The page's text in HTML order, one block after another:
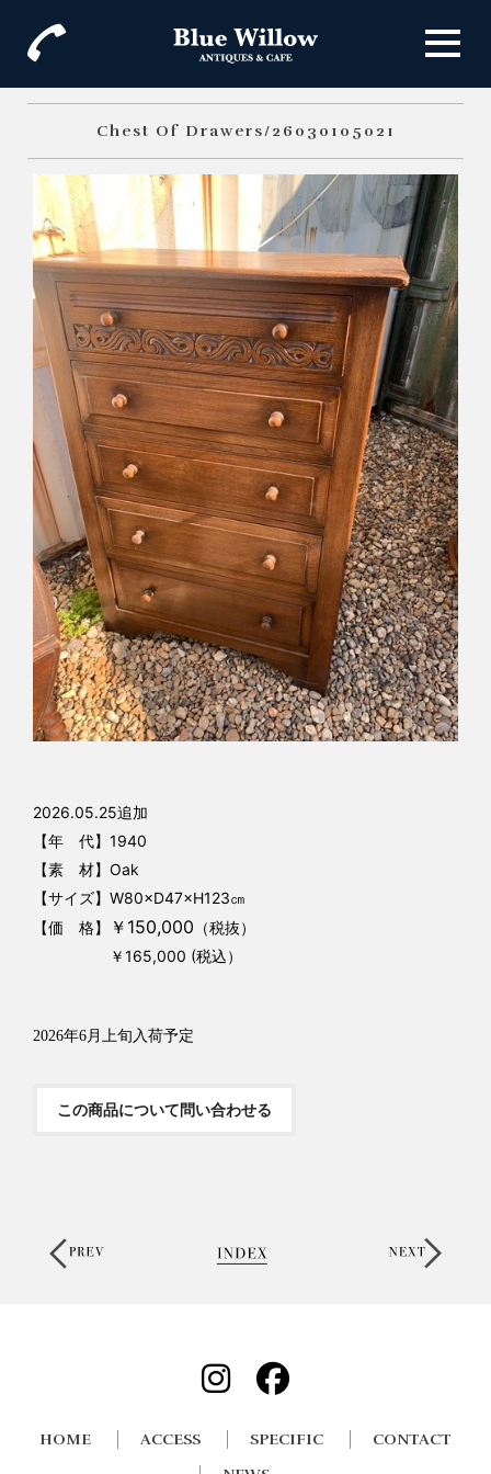
Chest Of Drawers/26030105021
2026.05.25追加
【年 代】1940
【素 材】Oak
【サイズ】W80×D47×H123㎝
【価 格】
￥150,000 （税抜）
￥165,000 (税込）
2026年6月上旬入荷予定
この商品について問い合わせる
HOME ACCESS SPECIFIC
CONTACT